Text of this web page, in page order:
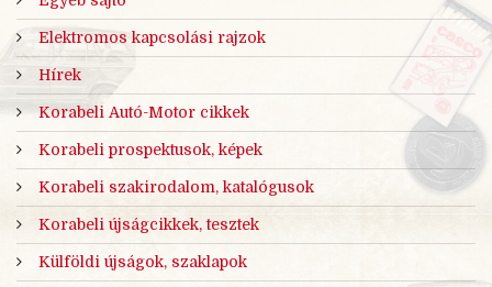
Elektromos kapcsolási rajzok
Hírek
Korabeli Autó-Motor cikkek
Korabeli prospektusok, képek
Korabeli szakirodalom, katalógusok
Korabeli újságcikkek, tesztek
Külföldi újságok, szaklapok